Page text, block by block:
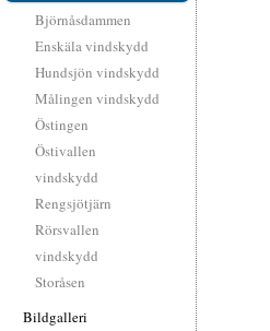
Björnåsdammen
Enskäla vindskydd
Hundsjön vindskydd
Målingen vindskydd
Östingen
Östivallen
vindskydd
Rengsjötjärn
Rörsvallen
vindskydd
Storåsen
Bildgalleri